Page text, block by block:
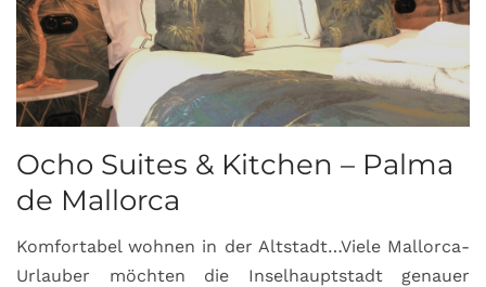
Ocho Suites & Kitchen – Palma
de Mallorca
Komfortabel wohnen in der Altstadt…Viele Mallorca-
Urlauber möchten die Inselhauptstadt genauer